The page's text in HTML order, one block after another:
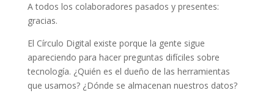
A todos los colaboradores pasados y presentes:
gracias.
El Círculo Digital existe porque la gente sigue
apareciendo para hacer preguntas difíciles sobre
tecnología. ¿Quién es el dueño de las herramientas
que usamos? ¿Dónde se almacenan nuestros datos?